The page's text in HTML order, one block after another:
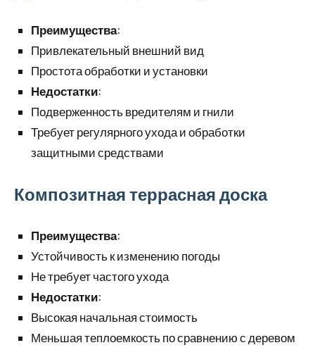
Преимущества:
Привлекательный внешний вид
Простота обработки и установки
Недостатки:
Подверженность вредителям и гнили
Требует регулярного ухода и обработки
защитными средствами
Композитная террасная доска
Преимущества:
Устойчивость к изменению погоды
Не требует частого ухода
Недостатки:
Высокая начальная стоимость
Меньшая теплоемкость по сравнению с деревом